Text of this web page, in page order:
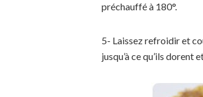
préchauffé à 180°.
5- Laissez refroidir et
jusqu’à ce qu’ils dorent